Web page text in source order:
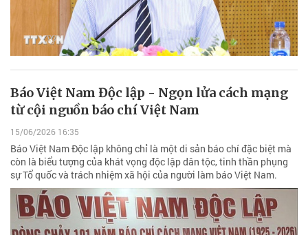
Báo Việt Nam Độc lập - Ngọn lửa cách mạng
từ cội nguồn báo chí Việt Nam
15/06/2026 16:35
Báo Việt Nam Độc lập không chỉ là một di sản báo chí đặc biệt mà
còn là biểu tượng của khát vọng độc lập dân tộc, tinh thần phụng
sự Tổ quốc và trách nhiệm xã hội của người làm báo Việt Nam.